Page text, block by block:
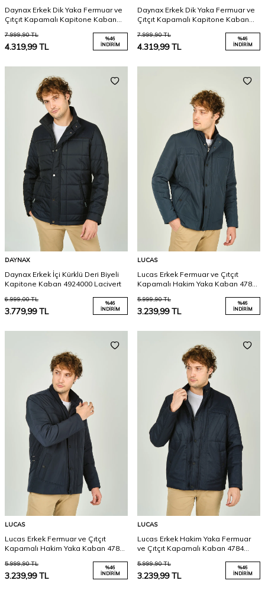
Daynax Erkek Dik Yaka Fermuar ve
Çıtçıt Kapamalı Kapitone Kaban
7.999,90TL
4.319,99TL
%46
İNDIRIM
Daynax Erkek Dik Yaka Fermuar ve
Çıtçıt Kapamalı Kapitone Kaban
7.999,90TL
4.319,99TL
%46
İNDIRIM
DAYNAX
Daynax Erkek İçi Kürklü Deri Biyeli
Kapitone Kaban 4924000 Lacivert
6.999,00TL
3.779,99TL
%46
İNDIRIM
LUCAS
Lucas Erkek Fermuar ve Çıtçıt
Kapamalı Hakim Yaka Kaban 4785
5.999,90TL
3.239,99TL
%46
İNDIRIM
LUCAS
Lucas Erkek Fermuar ve Çıtçıt
Kapamalı Hakim Yaka Kaban 4785
5.999,90TL
3.239,99TL
%46
İNDIRIM
LUCAS
Lucas Erkek Hakim Yaka Fermuar
ve Çıtçıt Kapamalı Kaban 4784
5.999,90TL
3.239,99TL
%46
İNDIRIM